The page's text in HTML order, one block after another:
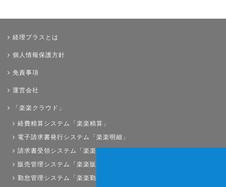
経理プラスとは
個人情報保護方針
免責事項
運営会社
「楽楽クラウド」
経費精算システム「楽楽精算」
電子請求書発行システム「楽楽明細」
請求書受領システム「楽楽請求」
販売管理システム「楽楽販売」
勤怠管理システム「楽楽勤怠」